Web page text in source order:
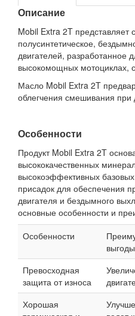
Описание
Mobil Extra 2T
полусинтетическое,
двигателей, разработанное
высокомощных мотоциклах,
Масло Mobil Extra 2T
облегчения смешивания при
Особенности
Продукт Mobil Extra 2T
высококачественных
высокоэффективных
присадок для обеспечения
двигателя и бездымного
основные особенности и
Особенности
выгоды
Превосходная
защита от износа
Хорошая